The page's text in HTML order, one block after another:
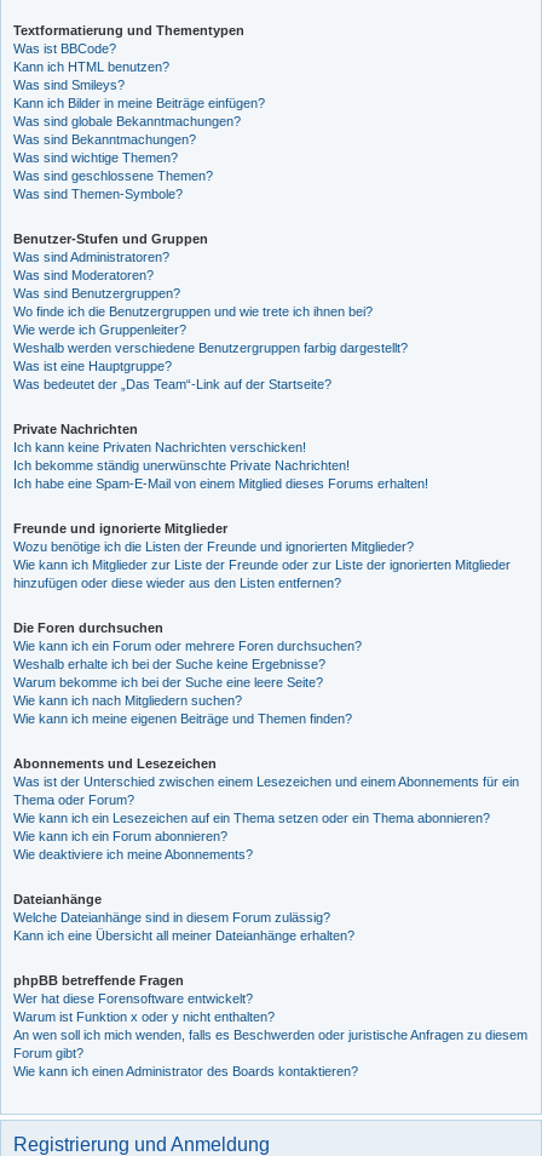
Textformatierung und Thementypen
Was ist BBCode?
Kann ich HTML benutzen?
Was sind Smileys?
Kann ich Bilder in meine Beiträge einfügen?
Was sind globale Bekanntmachungen?
Was sind Bekanntmachungen?
Was sind wichtige Themen?
Was sind geschlossene Themen?
Was sind Themen-Symbole?
Benutzer-Stufen und Gruppen
Was sind Administratoren?
Was sind Moderatoren?
Was sind Benutzergruppen?
Wo finde ich die Benutzergruppen und wie trete ich ihnen bei?
Wie werde ich Gruppenleiter?
Weshalb werden verschiedene Benutzergruppen farbig dargestellt?
Was ist eine Hauptgruppe?
Was bedeutet der „Das Team“-Link auf der Startseite?
Private Nachrichten
Ich kann keine Privaten Nachrichten verschicken!
Ich bekomme ständig unerwünschte Private Nachrichten!
Ich habe eine Spam-E-Mail von einem Mitglied dieses Forums erhalten!
Freunde und ignorierte Mitglieder
Wozu benötige ich die Listen der Freunde und ignorierten Mitglieder?
Wie kann ich Mitglieder zur Liste der Freunde oder zur Liste der ignorierten Mitglieder
hinzufügen oder diese wieder aus den Listen entfernen?
Die Foren durchsuchen
Wie kann ich ein Forum oder mehrere Foren durchsuchen?
Weshalb erhalte ich bei der Suche keine Ergebnisse?
Warum bekomme ich bei der Suche eine leere Seite?
Wie kann ich nach Mitgliedern suchen?
Wie kann ich meine eigenen Beiträge und Themen finden?
Abonnements und Lesezeichen
Was ist der Unterschied zwischen einem Lesezeichen und einem Abonnements für ein
Thema oder Forum?
Wie kann ich ein Lesezeichen auf ein Thema setzen oder ein Thema abonnieren?
Wie kann ich ein Forum abonnieren?
Wie deaktiviere ich meine Abonnements?
Dateianhänge
Welche Dateianhänge sind in diesem Forum zulässig?
Kann ich eine Übersicht all meiner Dateianhänge erhalten?
phpBB betreffende Fragen
Wer hat diese Forensoftware entwickelt?
Warum ist Funktion x oder y nicht enthalten?
An wen soll ich mich wenden, falls es Beschwerden oder juristische Anfragen zu diesem
Forum gibt?
Wie kann ich einen Administrator des Boards kontaktieren?
Registrierung und Anmeldung